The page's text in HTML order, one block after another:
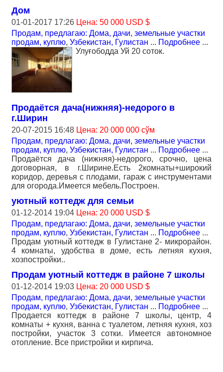
Дом
01-01-2017 17:26 Цена: 50 000 USD $
Продам, предлагаю: Дома, дачи, земельные участки
продам, куплю, Узбекистан, Гулистан ... Подробнее ...
Улуғободда Уй 20 соток.
Продаётся дача(нижняя)-недорого в
г.Ширин
20-07-2015 16:48 Цена: 20 000 000 сўм
Продам, предлагаю: Дома, дачи, земельные участки
продам, куплю, Узбекистан, Гулистан ... Подробнее ...
Продаётся дача (нижняя)-недорого, срочно, цена
договорная, в г.Ширине.Есть 2комнаты+широкий
коридор, деревья с плодами, гараж с инструментами
для огорода.Имеется мебель.Построен.
уютный коттедж для семьи
01-12-2014 19:04 Цена: 20 000 USD $
Продам, предлагаю: Дома, дачи, земельные участки
продам, куплю, Узбекистан, Гулистан ... Подробнее ...
Продам уютный коттедж в Гулистане 2- микрорайон.
4 комнаты, удобства в доме, есть летняя кухня,
хозпостройки..
Продам уютный коттедж в районе 7 школы
01-12-2014 19:03 Цена: 20 000 USD $
Продам, предлагаю: Дома, дачи, земельные участки
продам, куплю, Узбекистан, Гулистан ... Подробнее ...
Продается коттедж в районе 7 школы, центр, 4
комнаты + кухня, ванна с туалетом, летняя кухня, хоз
постройки, участок 3 сотки. Имеется автономное
отопление. Все пристройки и кирпича.